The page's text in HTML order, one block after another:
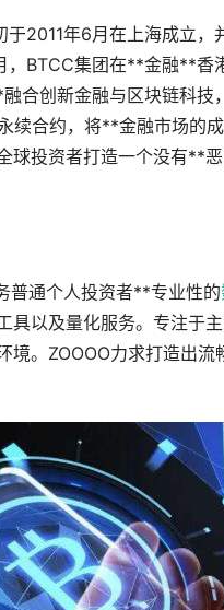
2011年6月在上海成立
，BTCC集团在**金融**香
合创新金融与区块链科技
续合约，将**金融市场的
球投资者打造一个没有**
普通个人投资者**专业性的
具以及量化服务。专注于
。ZOOOO力求打造出